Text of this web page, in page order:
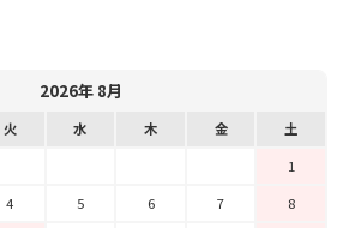
2026年 8月
火 水 木 金
土
1
4 5 6 7
8